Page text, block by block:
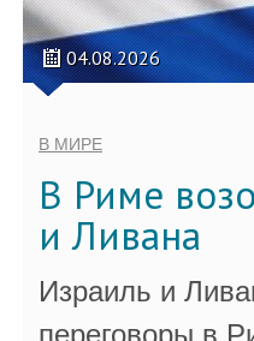
04.08.2026
В МИРЕ
В Риме
и Ливана
Израиль и
переговоры в